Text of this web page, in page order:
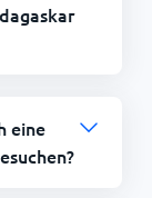
eine